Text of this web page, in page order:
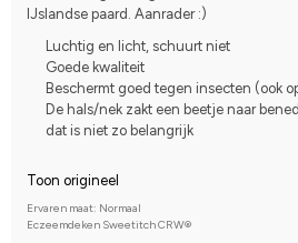
IJslandse paard. Aanrader :)
Luchtig en licht, schuurt niet
Goede kwaliteit
Beschermt goed tegen insecten (ook
De hals/nek zakt een beetje naar
dat is niet zo belangrijk
Toon origineel
Ervaren maat: Normaal
Eczeemdeken Sweetitch CRW®